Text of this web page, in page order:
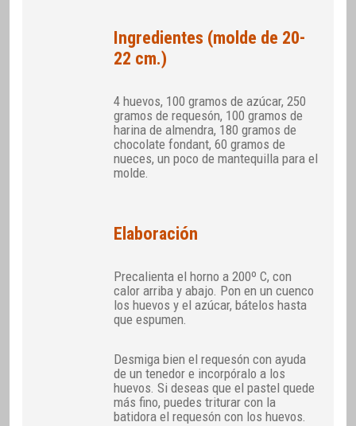
Ingredientes (molde de 20-
22 cm.)
4 huevos, 100 gramos de azúcar, 250
gramos de requesón, 100 gramos de
harina de almendra, 180 gramos de
chocolate fondant, 60 gramos de
nueces, un poco de mantequilla para el
molde.
Elaboración
Precalienta el horno a 200º C, con
calor arriba y abajo. Pon en un cuenco
los huevos y el azúcar, bátelos hasta
que espumen.
Desmiga bien el requesón con ayuda
de un tenedor e incorpóralo a los
huevos. Si deseas que el pastel quede
más fino, puedes triturar con la
batidora el requesón con los huevos.